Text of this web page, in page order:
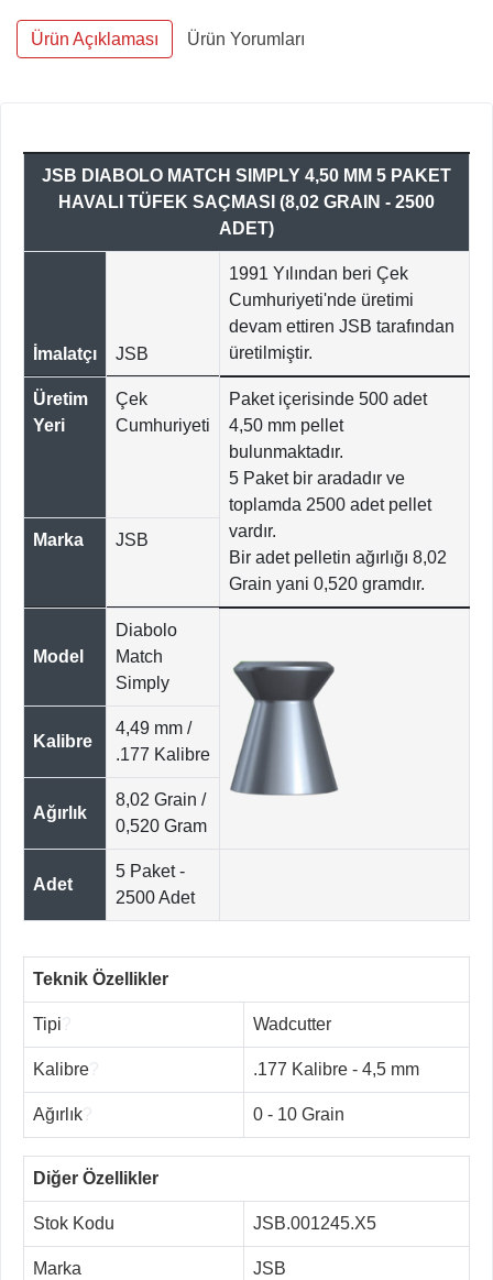
Ürün Açıklaması Ürün Yorumları
JSB DIABOLO MATCH SIMPLY 4,50 MM 5 PAKET
HAVALI TÜFEK SAÇMASI (8,02 GRAIN - 2500
ADET)
İmalatçı JSB
1991 Yılından beri Çek
Cumhuriyeti'nde üretimi
devam ettiren JSB tarafından
üretilmiştir.
Üretim
Yeri
Çek
Cumhuriyeti
Paket içerisinde 500 adet
4,50 mm pellet
bulunmaktadır.
5 Paket bir aradadır ve
toplamda 2500 adet pellet
vardır.
Bir adet pelletin ağırlığı 8,02
Grain yani 0,520 gramdır.
Marka JSB
Model
Diabolo
Match
Simply
Kalibre
4,49 mm /
.177 Kalibre
Ağırlık
8,02 Grain /
0,520 Gram
Adet
5 Paket -
2500 Adet
Teknik Özellikler
Tipi Wadcutter
Kalibre .177 Kalibre - 4,5 mm
Ağırlık 0 - 10 Grain
Diğer Özellikler
Stok Kodu JSB.001245.X5
Marka JSB